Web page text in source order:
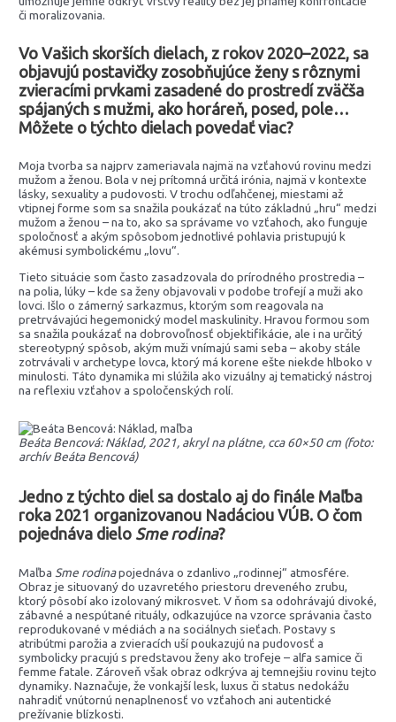
či moralizovania.
Vo Vašich skorších dielach, z rokov 2020–2022, sa
objavujú postavičky zosobňujúce ženy s rôznymi
zvieracími prvkami zasadené do prostredí zväčša
spájaných s mužmi, ako horáreň, posed, pole…
Môžete o týchto dielach povedať viac?
Moja tvorba sa najprv zameriavala najmä na vzťahovú rovinu medzi
mužom a ženou. Bola v nej prítomná určitá irónia, najmä v kontexte
lásky, sexuality a pudovosti. V trochu odľahčenej, miestami až
vtipnej forme som sa snažila poukázať na túto základnú „hru“ medzi
mužom a ženou – na to, ako sa správame vo vzťahoch, ako funguje
spoločnosť a akým spôsobom jednotlivé pohlavia pristupujú k
akémusi symbolickému „lovu“.
Tieto situácie som často zasadzovala do prírodného prostredia –
na polia, lúky – kde sa ženy objavovali v podobe trofejí a muži ako
lovci. Išlo o zámerný sarkazmus, ktorým som reagovala na
pretrvávajúci hegemonický model maskulinity. Hravou formou som
sa snažila poukázať na dobrovoľnosť objektifikácie, ale i na určitý
stereotypný spôsob, akým muži vnímajú sami seba – akoby stále
zotrvávali v archetype lovca, ktorý má korene ešte niekde hlboko v
minulosti. Táto dynamika mi slúžila ako vizuálny aj tematický nástroj
na reflexiu vzťahov a spoločenských rolí.
Beáta Bencová: Náklad, 2021, akryl na plátne, cca 60×50 cm (foto:
archív Beáta Bencová)
Jedno z týchto diel sa dostalo aj do finále Maľba
roka 2021 organizovanou Nadáciou VÚB. O čom
pojednáva dielo Sme rodina?
Maľba Sme rodinapojednáva o zdanlivo „rodinnej“ atmosfére.
Obraz je situovaný do uzavretého priestoru dreveného zrubu,
ktorý pôsobí ako izolovaný mikrosvet. V ňom sa odohrávajú divoké,
zábavné a nespútané rituály, odkazujúce na vzorce správania často
reprodukované v médiách a na sociálnych sieťach. Postavy s
atribútmi parožia a zvieracích uší poukazujú na pudovosť a
symbolicky pracujú s predstavou ženy ako trofeje – alfa samice či
femme fatale. Zároveň však obraz odkrýva aj temnejšiu rovinu tejto
dynamiky. Naznačuje, že vonkajší lesk, luxus či status nedokážu
nahradiť vnútornú nenaplnenosť vo vzťahoch ani autentické
prežívanie blízkosti.